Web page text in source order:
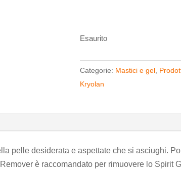
Esaurito
Categorie: Mastici e gel,
Kryolan
pelle desiderata e aspettate che si asciughi.
è raccomandato per rimuovere lo Spirit